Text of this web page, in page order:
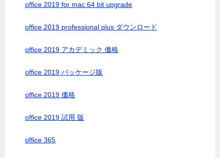
office 2019 for mac 64 bit upgrade
office 2019 professional plus ダウンロード
office 2019 アカデミック 価格
office 2019 パッケージ版
office 2019 価格
office 2019 試用 版
office 365